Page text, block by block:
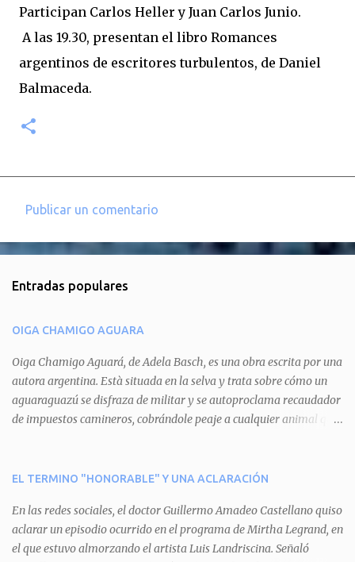
Participan Carlos Heller y Juan Carlos Junio.
A las 19.30, presentan el libro Romances
argentinos de escritores turbulentos, de Daniel
Balmaceda.
e
t
a
r
i
o
Publicar un comentario
Entradas populares
OIGA CHAMIGO AGUARA
Oiga Chamigo Aguará, de Adela Basch, es una obra escrita por una
autora argentina. Està situada en la selva y trata sobre cómo un
aguaraguazú se disfraza de militar y se autoproclama recaudador
de impuestos camineros, cobrándole peaje a cualquier animal que
aguará le provoca. De igual manera pasa con Tatú, el armadillo.
del aguará y pasa sin pagar. Por último, Tui, la cotorra, deja
expuesta la mentira del aguará y arenga a los otros tres
personajes a unirse para enfrentarlo. Finalmente, terminan por
EL TERMINO "HONORABLE" Y UNA ACLARACIÓN
En las redes sociales, el doctor Guillermo Amadeo Castellano quiso
aclarar un episodio ocurrido en el programa de Mirtha Legrand, en
el que estuvo almorzando el artista Luis Landriscina. Señaló